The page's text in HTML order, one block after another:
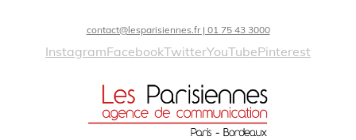
contact@lesparisiennes.fr | 01 75 43 3000
InstagramFacebookTwitterYouTubePinterest